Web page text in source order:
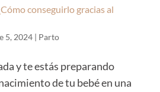
conseguirlo gracias al
5, 2024| Parto
y te estás preparando
de tu bebé en una